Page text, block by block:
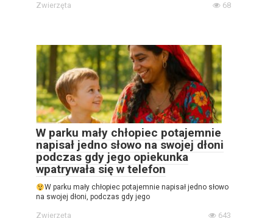
Zwierzęta 68
W parku mały chłopiec potajemnie
napisał jedno słowo na swojej dłoni
podczas gdy jego opiekunka
wpatrywała się w telefon
W parku mały chłopiec potajemnie napisał jedno słowo
na swojej dłoni, podczas gdy jego
Zwierzęta 643